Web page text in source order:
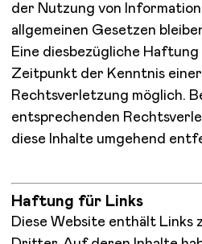
der Nutzung von
allgemeinen Gesetzen
Eine diesbezügliche
Zeitpunkt der Kenntnis
Rechtsverletzung möglich.
entsprechenden
diese Inhalte umgehend
Haftung für Links
Diese Website enthält Links